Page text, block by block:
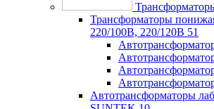
Трансформаторы
220/100В, 220/120В 51
Автотрансформаторы